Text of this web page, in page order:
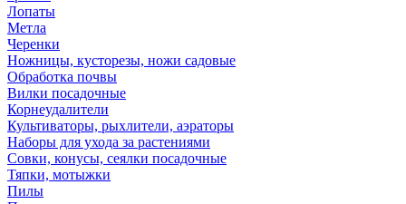
Лопаты
Метла
Черенки
Ножницы, кусторезы, ножи садовые
Обработка почвы
Вилки посадочные
Корнеудалители
Культиваторы, рыхлители, аэраторы
Наборы для ухода за растениями
Совки, конусы, сеялки посадочные
Тяпки, мотыжки
Пилы